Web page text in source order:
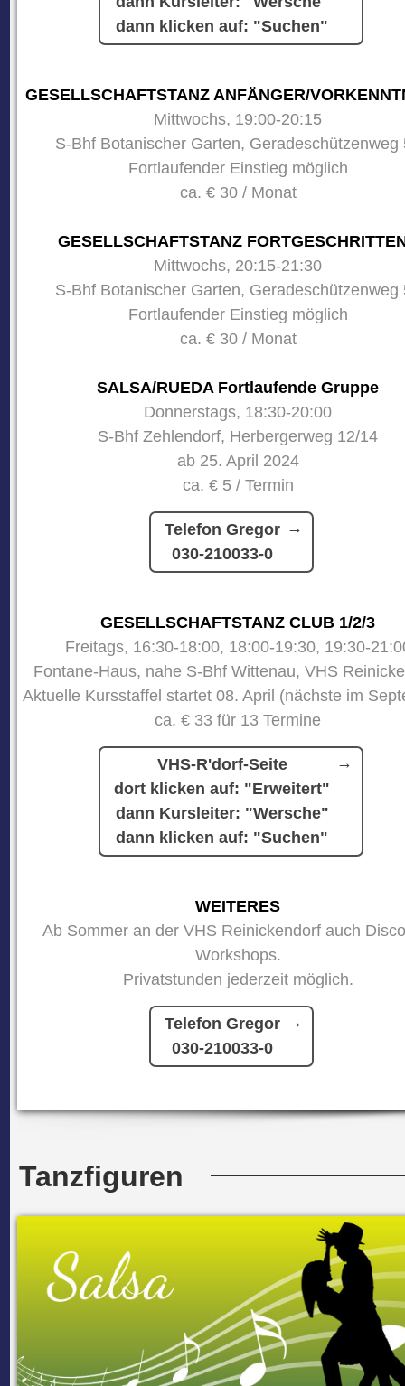
dann klicken auf: "Suchen"
GESELLSCHAFTSTANZ ANFÄNGER/
Mittwochs, 19:00-20:15
S-Bhf Botanischer Garten, Geradeschützenweg
Fortlaufender Einstieg möglich
ca. € 30 / Monat
GESELLSCHAFTSTANZ
Mittwochs, 20:15-21:30
S-Bhf Botanischer Garten, Geradeschützenweg
Fortlaufender Einstieg möglich
ca. € 30 / Monat
SALSA/RUEDA Fortlaufende Gruppe
Donnerstags, 18:30-20:00
S-Bhf Zehlendorf, Herbergerweg 12/14
ab 25. April 2024
ca. € 5 / Termin
Telefon Gregor
030-210033-0
GESELLSCHAFTSTANZ CLUB 1/2/3
Freitags, 16:30-18:00, 18:00-19:30, 19:30-
Fontane-Haus, nahe S-Bhf Wittenau, VHS
Aktuelle Kursstaffel startet 08. April (nächste im
ca. € 33 für 13 Termine
VHS-R'dorf-Seite
dort klicken auf: "Erweitert"
dann Kursleiter: "Wersche"
dann klicken auf: "Suchen"
WEITERES
Ab Sommer an der VHS Reinickendorf auch
Workshops.
Privatstunden jederzeit möglich.
Telefon Gregor
030-210033-0
Tanzfiguren